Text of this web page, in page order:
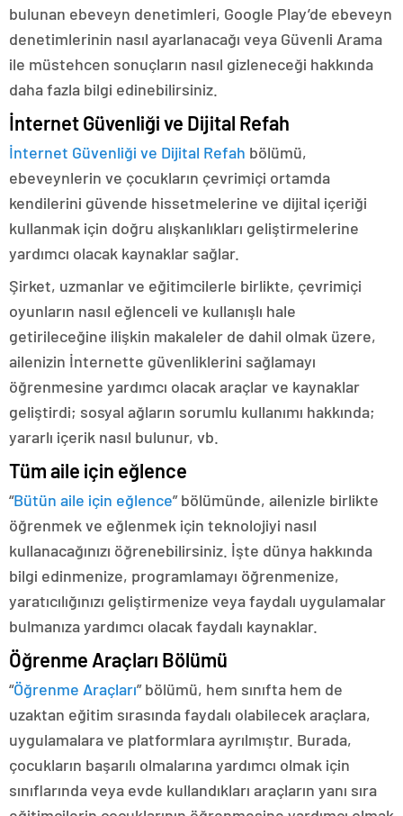
bulunan ebeveyn denetimleri, Google Play’de ebeveyn
denetimlerinin nasıl ayarlanacağı veya Güvenli Arama
ile müstehcen sonuçların nasıl gizleneceği hakkında
daha fazla bilgi edinebilirsiniz.
İnternet Güvenliği ve Dijital Refah
İnternet Güvenliği ve Dijital Refah bölümü,
ebeveynlerin ve çocukların çevrimiçi ortamda
kendilerini güvende hissetmelerine ve dijital içeriği
kullanmak için doğru alışkanlıkları geliştirmelerine
yardımcı olacak kaynaklar sağlar.
Şirket, uzmanlar ve eğitimcilerle birlikte, çevrimiçi
oyunların nasıl eğlenceli ve kullanışlı hale
getirileceğine ilişkin makaleler de dahil olmak üzere,
ailenizin İnternette güvenliklerini sağlamayı
öğrenmesine yardımcı olacak araçlar ve kaynaklar
geliştirdi; sosyal ağların sorumlu kullanımı hakkında;
yararlı içerik nasıl bulunur, vb.
Tüm aile için eğlence
“Bütün aile için eğlence” bölümünde, ailenizle birlikte
öğrenmek ve eğlenmek için teknolojiyi nasıl
kullanacağınızı öğrenebilirsiniz. İşte dünya hakkında
bilgi edinmenize, programlamayı öğrenmenize,
yaratıcılığınızı geliştirmenize veya faydalı uygulamalar
bulmanıza yardımcı olacak faydalı kaynaklar.
Öğrenme Araçları Bölümü
“Öğrenme Araçları” bölümü, hem sınıfta hem de
uzaktan eğitim sırasında faydalı olabilecek araçlara,
uygulamalara ve platformlara ayrılmıştır. Burada,
çocukların başarılı olmalarına yardımcı olmak için
sınıflarında veya evde kullandıkları araçların yanı sıra